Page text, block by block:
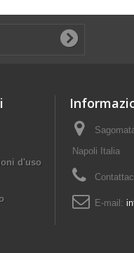
d'uso
Napoli Italia
E-mail: